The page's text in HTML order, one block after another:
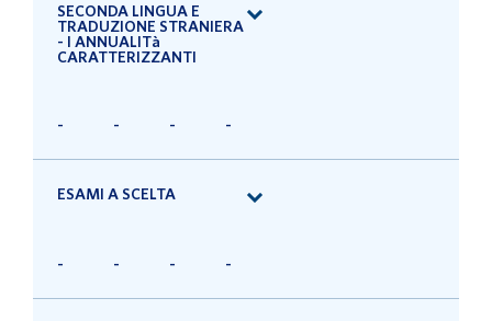
SECONDA LINGUA E
TRADUZIONE STRANIERA
- I ANNUALITà
CARATTERIZZANTI
- - - -
ESAMI A SCELTA
- - - -